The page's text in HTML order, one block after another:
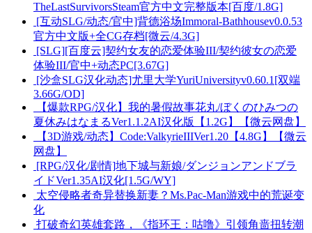
TheLastSurvivorsSteam官方中文完整版本[百度/1.8G]
[互动SLG/动态/官中]背德浴场Immoral-Bathhousev0.0.53
官方中文版+全CG存档[微云/4.3G]
[SLG][百度云]契约女友的恋爱体验III/契约彼女の恋爱
体验III/官中+动态PC[3.67G]
[沙盒SLG汉化动态]尤里大学YuriUniversityv0.60.1[双端
3.66G/OD]
【爆款RPG/汉化】我的暑假故事花丸/ぼくのひみつの
夏休みはなまるVer1.1.2AI汉化版【1.2G】【微云网盘】
【3D游戏/动态】Code:ValkyrieIIIVer1.20【4.8G】【微云
网盘】
[RPG/汉化/剧情]地下城与新娘/ダンジョンアンドブラ
イドVer1.35AI汉化[1.5G/WY]
太空侵略者奇异替换新妻？Ms.Pac-Man游戏中的荒诞变
化
打破奇幻英雄套路，《指环王：咕噜》引领角啬扭转潮